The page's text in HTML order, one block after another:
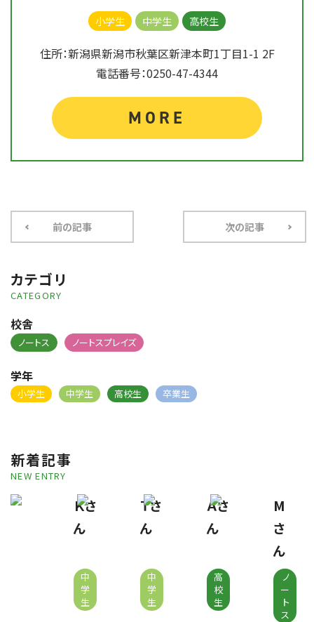
小学生 中学生 高校生
住所：新潟県新潟市秋葉区新津本町1丁目1-1 2F
電話番号：0250-47-4344
MORE
前の記事 次の記事
カテゴリ
CATEGORY
校舎
ノートス ノートスプレイズ
学年
小学生 中学生 高校生 卒業生
新着記事
NEW ENTRY
Ｋさ
ん
中
学
生
Ｔさ
ん
中
学
生
Ａさ
ん
高
校
生
M
さ
ん
ノ
ー
ト
ス